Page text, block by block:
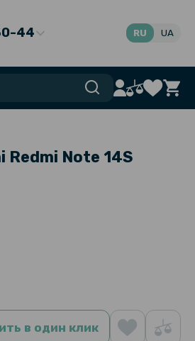
44 RU UA
Redmi Note 14S
в один клик